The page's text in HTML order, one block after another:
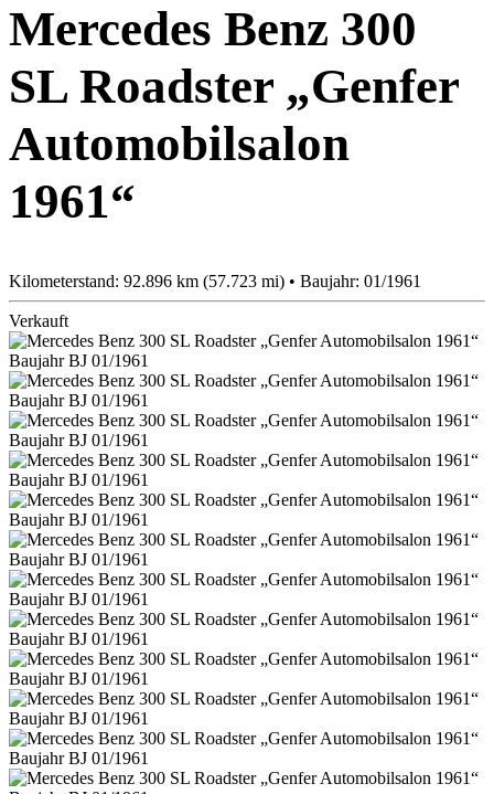
Mercedes Benz 300
SL Roadster „Genfer
Automobilsalon
1961“
Kilometerstand: 92.896 km (57.723 mi) • Baujahr: 01/1961
Verkauft